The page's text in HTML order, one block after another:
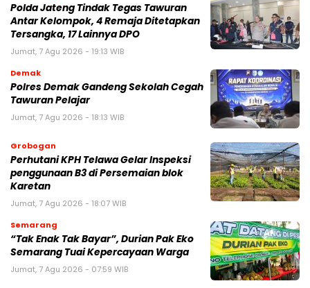
Polda Jateng Tindak Tegas Tawuran
Antar Kelompok, 4 Remaja Ditetapkan
Tersangka, 17 Lainnya DPO
Jumat, 7 Agu 2026 - 19:13 WIB
Demak
Polres Demak Gandeng Sekolah Cegah
Tawuran Pelajar
Jumat, 7 Agu 2026 - 18:13 WIB
Grobogan
Perhutani KPH Telawa Gelar Inspeksi
penggunaan B3 di Persemaian blok
Karetan
Jumat, 7 Agu 2026 - 18:07 WIB
Semarang
“Tak Enak Tak Bayar”, Durian Pak Eko
Semarang Tuai Kepercayaan Warga
Jumat, 7 Agu 2026 - 07:59 WIB